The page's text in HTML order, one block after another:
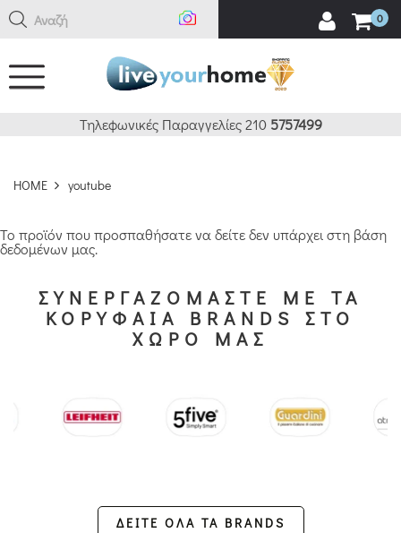
Αναζήτη 0
Τηλεφωνικές Παραγγελίες 210 5757499
HOME youtube
Το προϊόν που προσπαθήσατε να δείτε δεν υπάρχει στη βάση
δεδομένων μας.
ΣΥΝΕΡΓΑΖΟΜΑΣΤΕ ΜΕ ΤΑ
ΚΟΡΥΦΑΙΑ BRANDS ΣΤΟ
ΧΩΡΟ ΜΑΣ
ΔΕΙΤΕ ΟΛΑ ΤΑ BRANDS